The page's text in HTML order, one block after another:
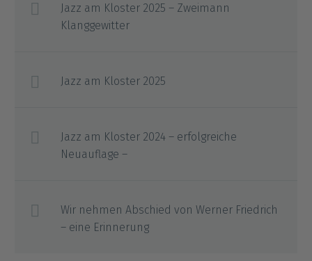
Jazz am Kloster 2025 – Zweimann
Klanggewitter
Jazz am Kloster 2025
Jazz am Kloster 2024 – erfolgreiche
Neuauflage –
Wir nehmen Abschied von Werner Friedrich
– eine Erinnerung